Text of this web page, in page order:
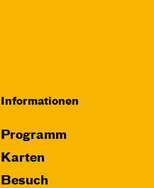
Informationen
Programm
Karten
Besuch